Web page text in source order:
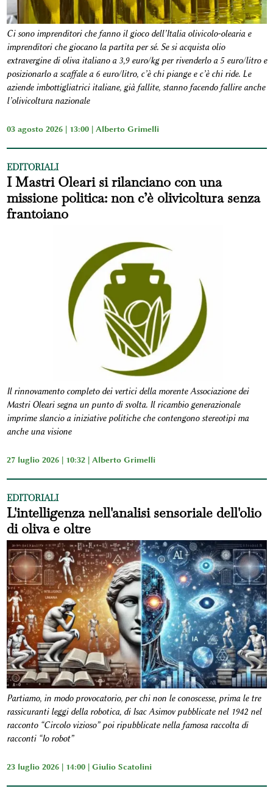
Ci sono imprenditori che fanno il gioco dell’Italia olivicolo-olearia e
imprenditori che giocano la partita per sé. Se si acquista olio
extravergine di oliva italiano a 3,9 euro/kg per rivenderlo a 5 euro/litro e
posizionarlo a scaffale a 6 euro/litro, c’è chi piange e c’è chi ride. Le
aziende imbottigliatrici italiane, già fallite, stanno facendo fallire anche
l’olivicoltura nazionale
03 agosto 2026 | 13:00 | Alberto Grimelli
EDITORIALI
I Mastri Oleari si rilanciano con una
missione politica: non c’è olivicoltura senza
frantoiano
Il rinnovamento completo dei vertici della morente Associazione dei
Mastri Oleari segna un punto di svolta. Il ricambio generazionale
imprime slancio a iniziative politiche che contengono stereotipi ma
anche una visione
27 luglio 2026 | 10:32 | Alberto Grimelli
EDITORIALI
L'intelligenza nell'analisi sensoriale dell'olio
di oliva e oltre
Partiamo, in modo provocatorio, per chi non le conoscesse, prima le tre
rassicuranti leggi della robotica, di Isac Asimov pubblicate nel 1942 nel
racconto “Circolo vizioso” poi ripubblicate nella famosa raccolta di
racconti “Io robot”
23 luglio 2026 | 14:00 | Giulio Scatolini